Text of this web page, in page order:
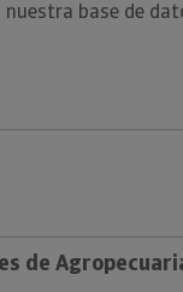
nuestra base de
de